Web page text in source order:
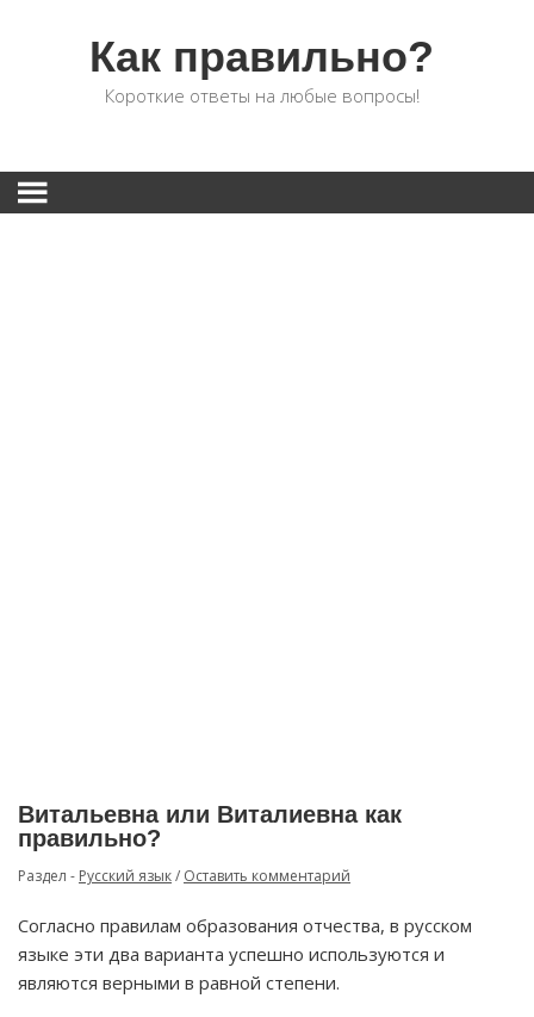
Как правильно?
Короткие ответы на любые вопросы!
Витальевна или Виталиевна как
правильно?
Раздел - Русский язык/ Оставить комментарий
Согласно правилам образования отчества, в русском
языке эти два варианта успешно используются и
являются верными в равной степени.